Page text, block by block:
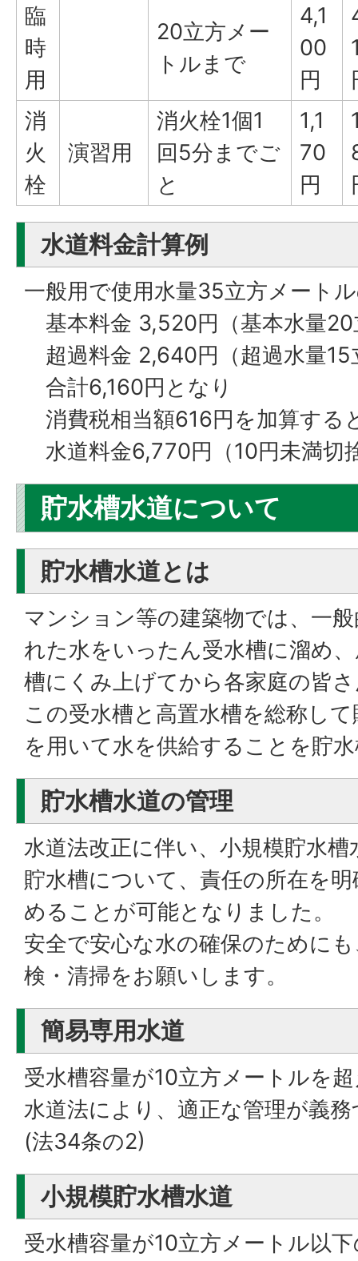
臨
時
用
20立方メー
トルまで
4,1
00
円
消
火
栓
演習用
消火栓1個1
回5分までご
と
1,1
70
円
水道料金計算例
一般用で使用水量35立方メート
基本料金 3,520円（基本水量20
超過料金 2,640円（超過水量
合計6,160円となり
消費税相当額616円を加算する
水道料金6,770円（10円未満切
貯水槽水道について
貯水槽水道とは
マンション等の建築物では、一
れた水をいったん受水槽に溜め
槽にくみ上げてから各家庭の皆
この受水槽と高置水槽を総称し
を用いて水を供給することを貯
貯水槽水道の管理
水道法改正に伴い、小規模貯水
貯水槽について、責任の所在を
めることが可能となりました。
安全で安心な水の確保のために
検・清掃をお願いします。
簡易専用水道
受水槽容量が10立方メートルを
水道法により、適正な管理が義
(法34条の2)
小規模貯水槽水道
受水槽容量が10立方メートル以